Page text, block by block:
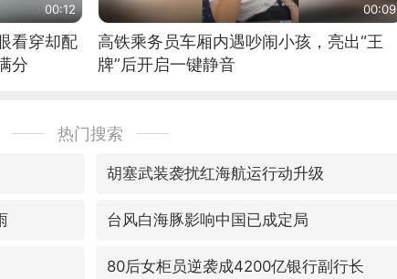
00:12
看穿却配
分
00:09
高铁乘务员车厢内遇吵闹小孩，亮出“王
牌”后开启一键静音
热门搜索
胡塞武装袭扰红海航运行动升级
台风白海豚影响中国已成定局
80后女柜员逆袭成4200亿银行副行长